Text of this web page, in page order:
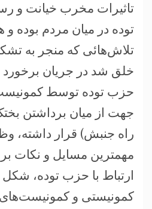
تاثیرات مخرب خیانت و
توده در میان مردم بوده و
تلاش‌هائی که منجر به
خلق شد در جریان برخورد
حزب توده توسط
جهت از میان برداشتن
راه جنبش) قرار داشته،
مهمترین مسایل و نکات
ارتباط با حزب توده،
کمونیستی و کمونیست‌های